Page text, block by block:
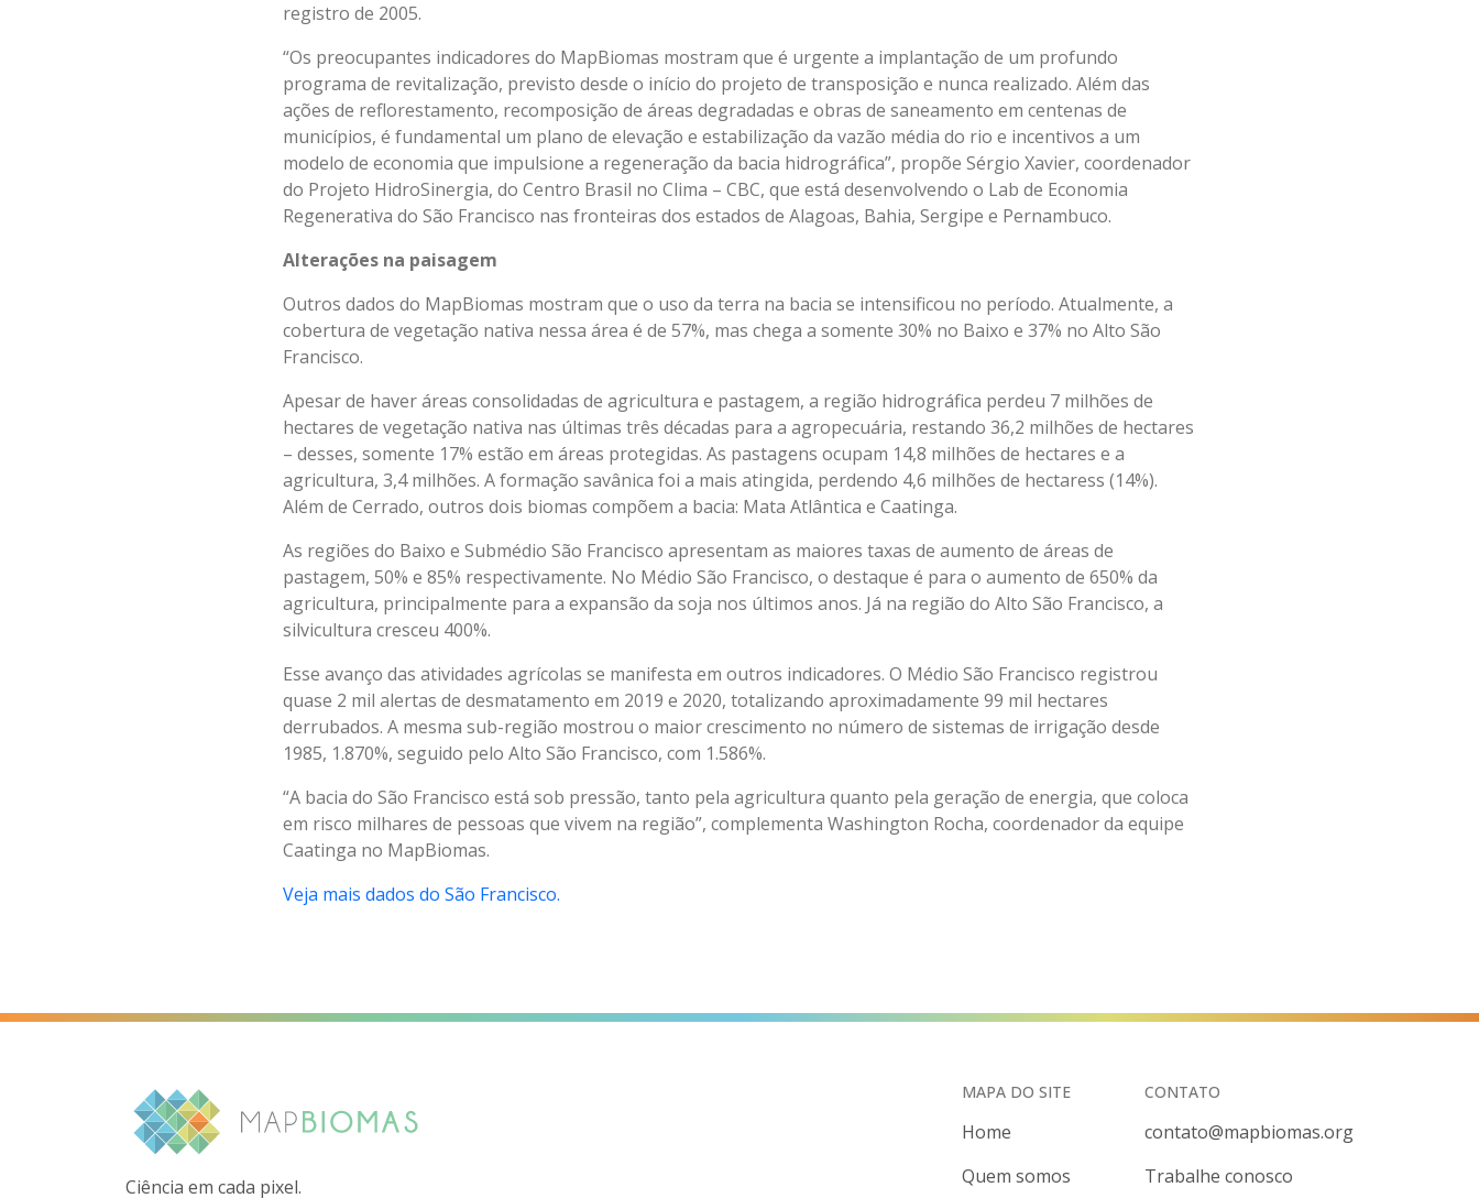
registro de 2005.
“Os preocupantes indicadores do MapBiomas mostram que é urgente a implantação de um profundo
programa de revitalização, previsto desde o início do projeto de transposição e nunca realizado. Além das
ações de reflorestamento, recomposição de áreas degradadas e obras de saneamento em centenas de
municípios, é fundamental um plano de elevação e estabilização da vazão média do rio e incentivos a um
modelo de economia que impulsione a regeneração da bacia hidrográfica”, propõe Sérgio Xavier, coordenador
do Projeto HidroSinergia, do Centro Brasil no Clima – CBC, que está desenvolvendo o Lab de Economia
Regenerativa do São Francisco nas fronteiras dos estados de Alagoas, Bahia, Sergipe e Pernambuco.
Alterações na paisagem
Outros dados do MapBiomas mostram que o uso da terra na bacia se intensificou no período. Atualmente, a
cobertura de vegetação nativa nessa área é de 57%, mas chega a somente 30% no Baixo e 37% no Alto São
Francisco.
Apesar de haver áreas consolidadas de agricultura e pastagem, a região hidrográfica perdeu 7 milhões de
hectares de vegetação nativa nas últimas três décadas para a agropecuária, restando 36,2 milhões de hectares
– desses, somente 17% estão em áreas protegidas. As pastagens ocupam 14,8 milhões de hectares e a
agricultura, 3,4 milhões. A formação savânica foi a mais atingida, perdendo 4,6 milhões de hectaress (14%).
Além de Cerrado, outros dois biomas compõem a bacia: Mata Atlântica e Caatinga.
As regiões do Baixo e Submédio São Francisco apresentam as maiores taxas de aumento de áreas de
pastagem, 50% e 85% respectivamente. No Médio São Francisco, o destaque é para o aumento de 650% da
agricultura, principalmente para a expansão da soja nos últimos anos. Já na região do Alto São Francisco, a
silvicultura cresceu 400%.
Esse avanço das atividades agrícolas se manifesta em outros indicadores. O Médio São Francisco registrou
quase 2 mil alertas de desmatamento em 2019 e 2020, totalizando aproximadamente 99 mil hectares
derrubados. A mesma sub-região mostrou o maior crescimento no número de sistemas de irrigação desde
1985, 1.870%, seguido pelo Alto São Francisco, com 1.586%.
“A bacia do São Francisco está sob pressão, tanto pela agricultura quanto pela geração de energia, que coloca
em risco milhares de pessoas que vivem na região”, complementa Washington Rocha, coordenador da equipe
Caatinga no MapBiomas.
Veja mais dados do São Francisco.
Ciência em cada pixel.
MAPA DO SITE
Home
Quem somos
CONTATO
contato@mapbiomas.org
Trabalhe conosco